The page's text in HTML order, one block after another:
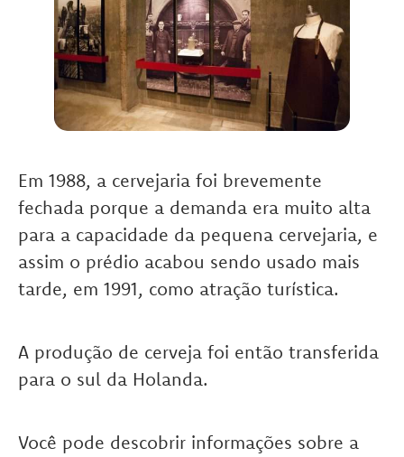
Em 1988, a cervejaria foi brevemente
fechada porque a demanda era muito alta
para a capacidade da pequena cervejaria, e
assim o prédio acabou sendo usado mais
tarde, em 1991, como atração turística.
A produção de cerveja foi então transferida
para o sul da Holanda.
Você pode descobrir informações sobre a